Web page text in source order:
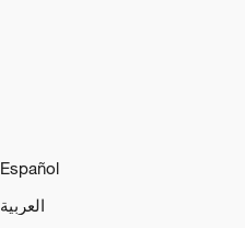
Español
العربية